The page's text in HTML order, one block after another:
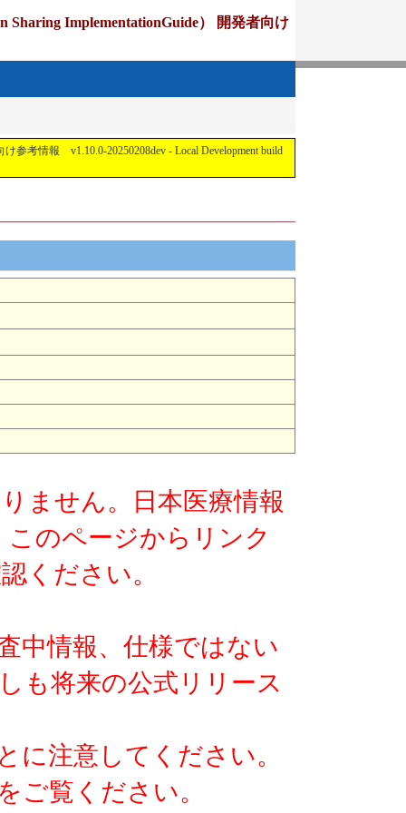
ImplementationGuide） 開発者向け
参考情報 v1.10.0-20250208dev - Local Development build
ません。日本医療情報
のページからリンク
ください。
中情報、仕様ではない
も将来の公式リリース
注意してください。
をご覧ください。